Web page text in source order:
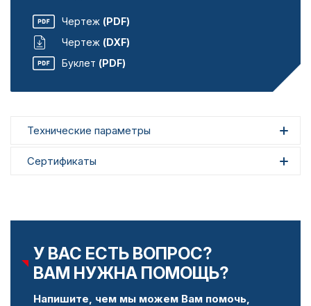
Чертеж (PDF)
Чертеж (DXF)
Буклет (PDF)
Технические параметры
Сертификаты
У ВАС ЕСТЬ ВОПРОС?
ВАМ НУЖНА ПОМОЩЬ?
Напишите, чем мы можем Вам помочь,